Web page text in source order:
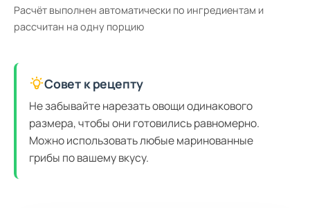
Расчёт выполнен автоматически по ингредиентам и
рассчитан на одну порцию
Совет к рецепту
Не забывайте нарезать овощи одинакового
размера, чтобы они готовились равномерно.
Можно использовать любые маринованные
грибы по вашему вкусу.